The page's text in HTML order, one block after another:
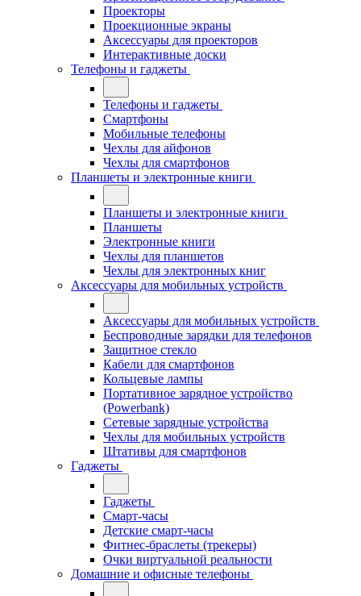
Проекторы
Проекционные экраны
Аксессуары для проекторов
Интерактивные доски
Телефоны и гаджеты
Телефоны и гаджеты
Смартфоны
Мобильные телефоны
Чехлы для айфонов
Чехлы для смартфонов
Планшеты и электронные книги
Планшеты и электронные книги
Планшеты
Электронные книги
Чехлы для планшетов
Чехлы для электронных книг
Аксессуары для мобильных устройств
Аксессуары для мобильных устройств
Беспроводные зарядки для телефонов
Защитное стекло
Кабели для смартфонов
Кольцевые лампы
Портативное зарядное устройство
(Powerbank)
Сетевые зарядные устройства
Чехлы для мобильных устройств
Штативы для смартфонов
Гаджеты
Гаджеты
Смарт-часы
Детские смарт-часы
Фитнес-браслеты (трекеры)
Очки виртуальной реальности
Домашние и офисные телефоны